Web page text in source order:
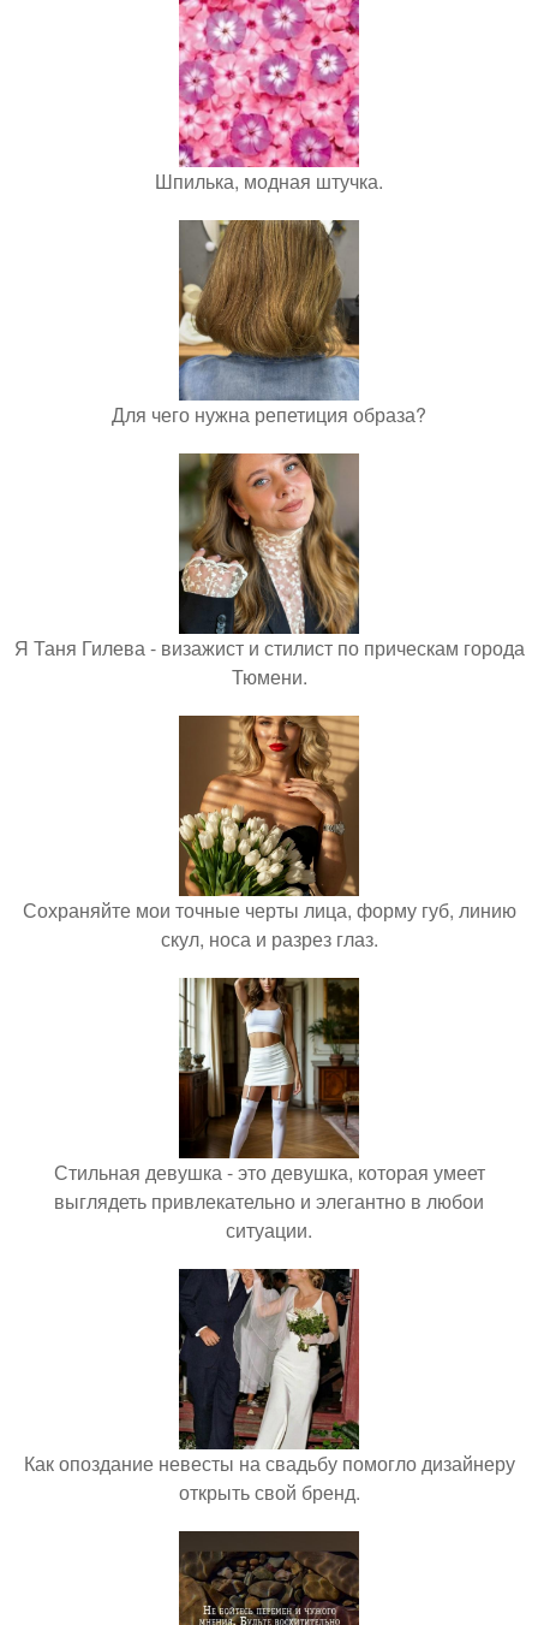
Шпилька, модная штучка.
Для чего нужна репетиция образа?
Я Таня Гилева - визажист и стилист по прическам города
Тюмени.
Сохраняйте мои точные черты лица, форму губ, линию
скул, носа и разрез глаз.
Стильная девушка - это девушка, которая умеет
выглядеть привлекательно и элегантно в любои
ситуации.
Как опоздание невесты на свадьбу помогло дизайнеру
открыть свой бренд.